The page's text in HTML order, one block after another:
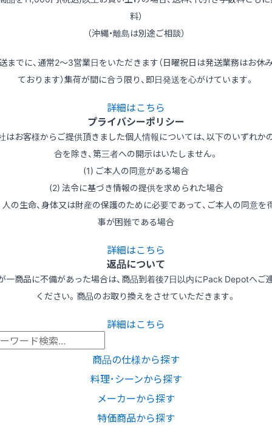
料）
（沖縄・離島は別途ご相談）
までに、通常2～3営業日をいただきます（日曜祝日は発送業務はお休
ております）集荷が間に合う限り、即日発送を心がけています。
詳細はこちら
プライバシーポリシー
はお客様からご提供頂きました個人情報については、以下のいずれか
合を除き、第三者への開示はいたしません。
(1) ご本人の同意がある場合
(2) 法令に基づき情報の提供を求められた場合
の生命、身体又は財産の保護のために必要であって、ご本人の同意を
事が困難である場合
詳細はこちら
返品について
一商品に不備があった場合は、商品到着後7日以内にPack Depotへご
ください。商品のお取り換えをさせていただきます。
詳細はこちら
商品の仕様から探す
料理･シーンから探す
メーカーから探す
特価商品から探す